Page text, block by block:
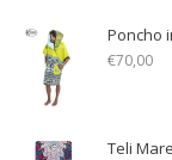
Poncho
€70,00
Teli